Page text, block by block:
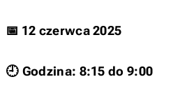
📅 12 czerwca 2025
🕘 Godzina: 8:15 do 9:00